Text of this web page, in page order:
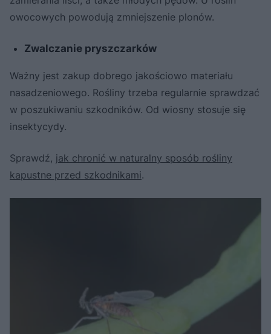
owocowych powodują zmniejszenie plonów.
Zwalczanie pryszczarków
Ważny jest zakup dobrego jakościowo materiału
nasadzeniowego. Rośliny trzeba regularnie sprawdzać
w poszukiwaniu szkodników. Od wiosny stosuje się
insektycydy.
Sprawdź, jak chronić w naturalny sposób rośliny
kapustne przed szkodnikami.